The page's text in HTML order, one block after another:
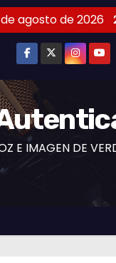
agosto de 2026
E IMAGEN DE